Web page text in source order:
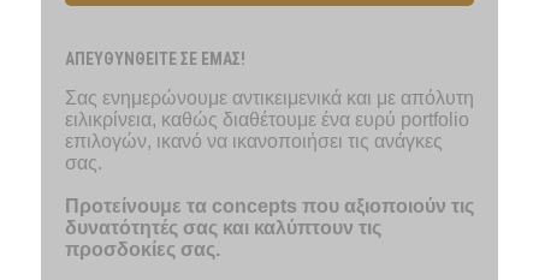
ΑΠΕΥΘΥΝΘΕΙΤΕ ΣΕ ΕΜΑΣ!
Σας ενημερώνουμε αντικειμενικά και με απόλυτη
ειλικρίνεια, καθώς διαθέτουμε ένα ευρύ portfolio
επιλογών, ικανό να ικανοποιήσει τις ανάγκες
σας.
Προτείνουμε τα concepts που αξιοποιούν τις
δυνατότητές σας και καλύπτουν τις
προσδοκίες σας.